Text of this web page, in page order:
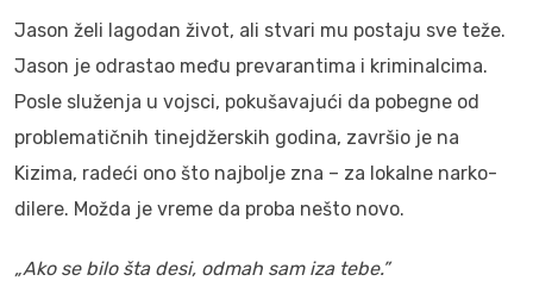
Jason želi lagodan život, ali stvari mu postaju sve teže.
Jason je odrastao među prevarantima i kriminalcima.
Posle služenja u vojsci, pokušavajući da pobegne od
problematičnih tinejdžerskih godina, završio je na
Kizima, radeći ono što najbolje zna – za lokalne narko-
dilere. Možda je vreme da proba nešto novo.
„Ako se bilo šta desi, odmah sam iza tebe.”